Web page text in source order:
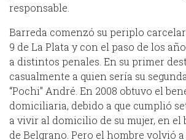
responsable.
Barreda comenzó su periplo
9 de La Plata y con el paso de los
a distintos penales. En su primer
casualmente a quien sería su
“Pochi” André. En 2008 obtuvo el
domiciliaria, debido a que cumplió
a vivir al domicilio de su mujer, en
de Belgrano. Pero el hombre volvió